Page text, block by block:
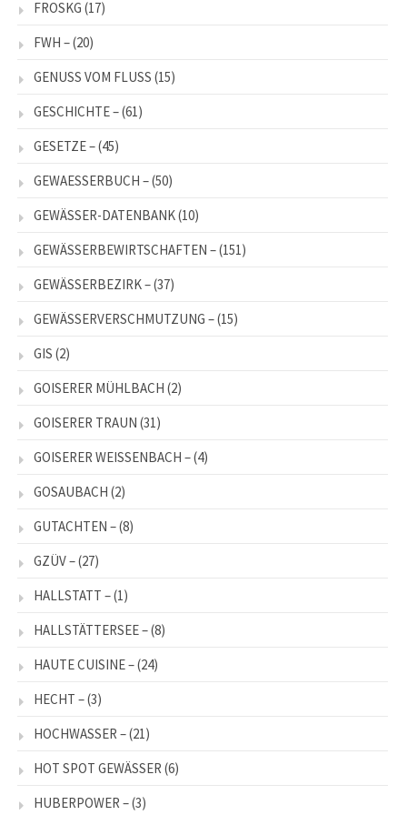
FROSKG (17)
FWH –(20)
GENUSS VOM FLUSS (15)
GESCHICHTE –(61)
GESETZE –(45)
GEWAESSERBUCH –(50)
GEWÄSSER-DATENBANK(10)
GEWÄSSERBEWIRTSCHAFTEN –(151)
GEWÄSSERBEZIRK –(37)
GEWÄSSERVERSCHMUTZUNG –(15)
GIS (2)
GOISERER MÜHLBACH (2)
GOISERER TRAUN (31)
GOISERER WEISSENBACH –(4)
GOSAUBACH (2)
GUTACHTEN –(8)
GZÜV –(27)
HALLSTATT –(1)
HALLSTÄTTERSEE –(8)
HAUTE CUISINE –(24)
HECHT –(3)
HOCHWASSER –(21)
HOT SPOT GEWÄSSER (6)
HUBERPOWER –(3)